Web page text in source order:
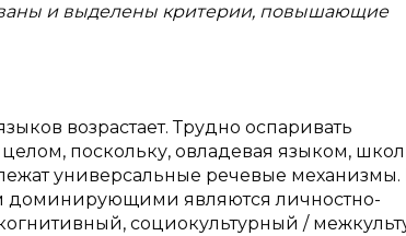
и выделены критерии, повышающие
возрастает. Трудно оспаривать
поскольку, овладевая языком,
универсальные речевые механизмы.
доминирующими являются личностно-
социокультурный /